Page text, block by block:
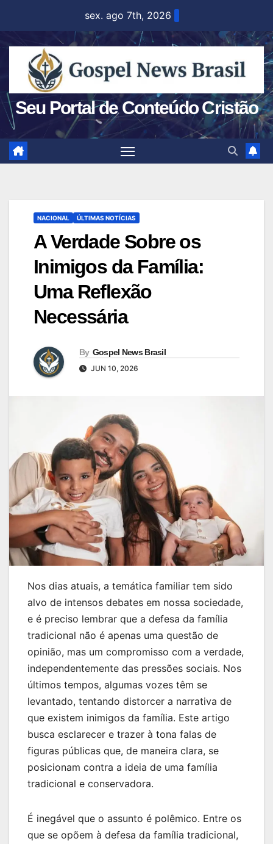
content
sex. ago 7th, 2026
Seu Portal de Conteúdo Cristão
NACIONAL ÚLTIMAS NOTÍCIAS
A Verdade Sobre os
Inimigos da Família:
Uma Reflexão
Necessária
By Gospel News Brasil
JUN 10, 2026
Nos dias atuais, a temática familiar tem sido
alvo de intensos debates em nossa sociedade,
e é preciso lembrar que a defesa da família
tradicional não é apenas uma questão de
opinião, mas um compromisso com a verdade,
independentemente das pressões sociais. Nos
últimos tempos, algumas vozes têm se
levantado, tentando distorcer a narrativa de
que existem inimigos da família. Este artigo
busca esclarecer e trazer à tona falas de
figuras públicas que, de maneira clara, se
posicionam contra a ideia de uma família
tradicional e conservadora.
É inegável que o assunto é polêmico. Entre os
que se opõem à defesa da família tradicional,